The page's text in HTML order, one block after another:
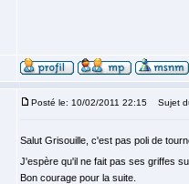
Posté le: 10/02/2011 22:15 Sujet
Salut Grisouille, c'est pas poli de
J'espère qu'il ne fait pas ses griffes
Bon courage pour la suite.